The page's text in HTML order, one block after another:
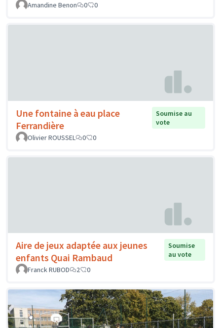
Amandine Benon
0 0
Une fontaine à eau place
Ferrandière
Soumise au
vote
Olivier ROUSSEL
0 0
Aire de jeux adaptée aux jeunes
enfants Quai Rambaud
Soumise
au vote
Franck RUBOD
2 0